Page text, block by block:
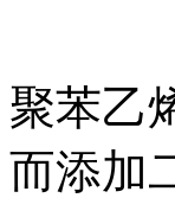
聚苯乙
而添加